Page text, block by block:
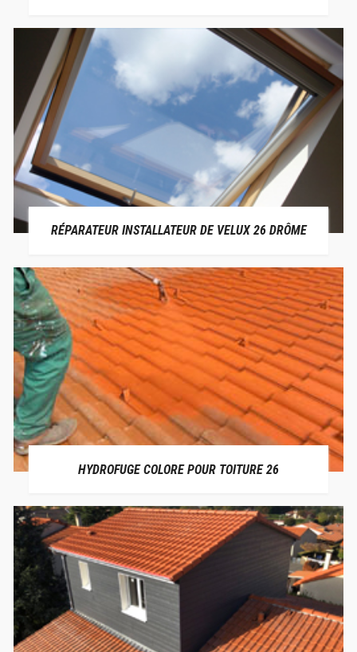
RÉPARATEUR INSTALLATEUR DE VELUX 26 DRÔME
HYDROFUGE COLORE POUR TOITURE 26